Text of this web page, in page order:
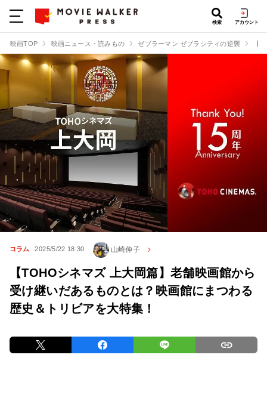
検索 アカウント
映画TOP 映画ニュース・読みもの ゼブラーマン ゼブラシティの逆襲
コラム 2025/5/22 18:30 山崎伸子
【TOHOシネマズ 上大岡篇】老舗映画館から
受け継いだあるものとは？映画館にまつわる
歴史＆トリビアを大特集！